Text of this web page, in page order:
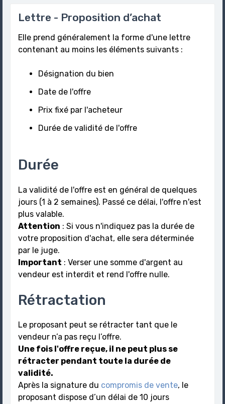
Lettre - Proposition d’achat
Elle prend généralement la forme d'une lettre
contenant au moins les éléments suivants :
Désignation du bien
Date de l'offre
Prix fixé par l'acheteur
Durée de validité de l'offre
Durée
La validité de l'offre est en général de quelques
jours (1 à 2 semaines). Passé ce délai, l'offre n'est
plus valable.
Attention : Si vous n'indiquez pas la durée de
votre proposition d'achat, elle sera déterminée
par le juge.
Important : Verser une somme d'argent au
vendeur est interdit et rend l'offre nulle.
Rétractation
Le proposant peut se rétracter tant que le
vendeur n’a pas reçu l’offre.
Une fois l'offre reçue, il ne peut plus se
rétracter pendant toute la durée de
validité.
Après la signature du compromis de vente, le
proposant dispose d’un délai de 10 jours